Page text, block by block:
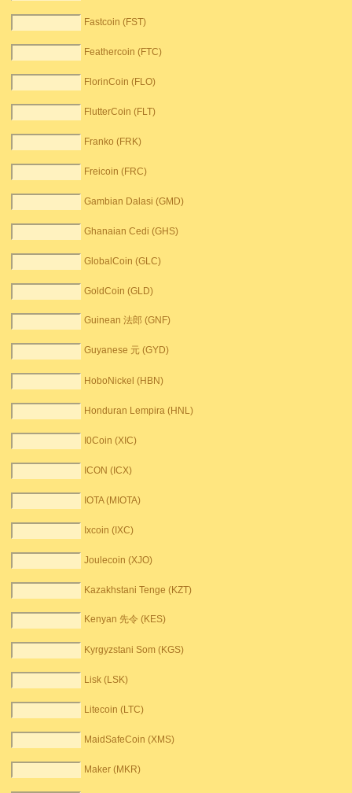
Fastcoin (FST)
Feathercoin (FTC)
FlorinCoin (FLO)
FlutterCoin (FLT)
Franko (FRK)
Freicoin (FRC)
Gambian Dalasi (GMD)
Ghanaian Cedi (GHS)
GlobalCoin (GLC)
GoldCoin (GLD)
Guinean 法郎 (GNF)
Guyanese 元 (GYD)
HoboNickel (HBN)
Honduran Lempira (HNL)
I0Coin (XIC)
ICON (ICX)
IOTA (MIOTA)
Ixcoin (IXC)
Joulecoin (XJO)
Kazakhstani Tenge (KZT)
Kenyan 先令 (KES)
Kyrgyzstani Som (KGS)
Lisk (LSK)
Litecoin (LTC)
MaidSafeCoin (XMS)
Maker (MKR)